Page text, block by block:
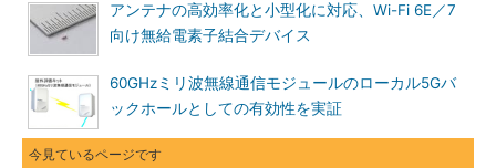
アンテナの高効率化と小型化に対応、Wi-Fi 6E／7
向け無給電素子結合デバイス
60GHzミリ波無線通信モジュールのローカル5Gバ
ックホールとしての有効性を実証